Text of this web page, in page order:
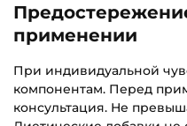
применении
При индивидуальной
компонентам. Перед
консультация. Не